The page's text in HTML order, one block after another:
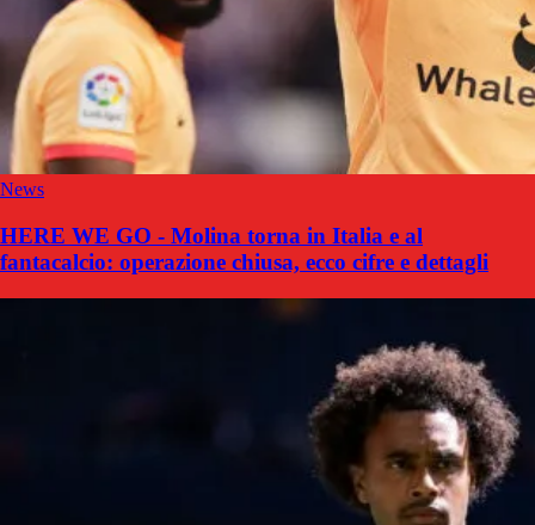
News
HERE WE GO - Molina torna in Italia e al
fantacalcio: operazione chiusa, ecco cifre e dettagli